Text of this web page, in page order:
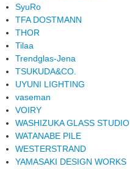
SyuRo
TFA DOSTMANN
THOR
Tilaa
Trendglas-Jena
TSUKUDA&CO.
UYUNI LIGHTING
vaseman
VOIRY
WASHIZUKA GLASS STUDIO
WATANABE PILE
WESTERSTRAND
YAMASAKI DESIGN WORKS